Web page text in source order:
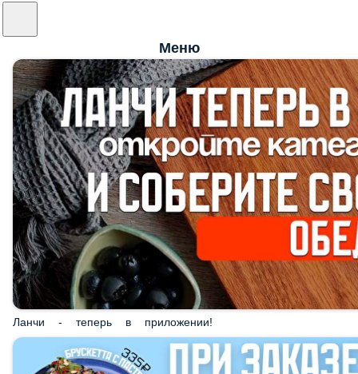
Меню
Ланчи - теперь в приложении!